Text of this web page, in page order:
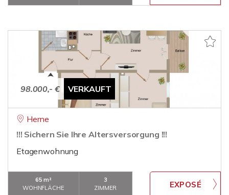
98.000,- € VERKAUFT
Herne
!!! Sichern Sie Ihre Altersversorgung !!!
Etagenwohnung
65 m²
WOHNFLÄCHE
3
ZIMMER